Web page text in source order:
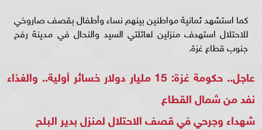
كما استشهد ثمانية مواطنين بينهم نساء وأطفال بقصف صاروخي
للاحتلال استهدف منزلين لعائلتي السيد والنحال في مدينة رفح
جنوب قطاع غزة.
عاجل.. حكومة غزة: 15 مليار دولار خسائر أولية.. والغذاء
نفد من شمال القطاع
شهداء وجرحي في قصف الاحتلال لمنزل بدير البلح